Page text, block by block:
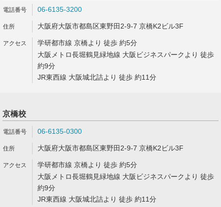
06-6135-3200
大阪府大阪市都島区東野田2-9-7 京橋K2ビル3F
学研都市線 京橋より 徒歩 約5分
大阪メトロ長堀鶴見緑地線 大阪ビジネスパークより 徒歩
約9分
JR東西線 大阪城北詰より 徒歩 約11分
京橋校
06-6135-0300
大阪府大阪市都島区東野田2-9-7 京橋K2ビル3F
学研都市線 京橋より 徒歩 約5分
大阪メトロ長堀鶴見緑地線 大阪ビジネスパークより 徒歩
約9分
JR東西線 大阪城北詰より 徒歩 約11分